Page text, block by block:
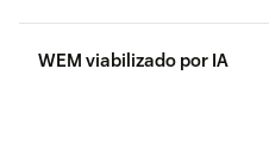
WEM viabilizado por IA